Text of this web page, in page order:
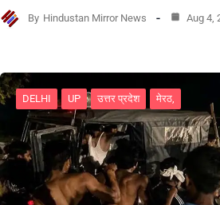
By Hindustan Mirror News Aug 4,
DELHI UP उत्तर प्रदेश मेरठ,